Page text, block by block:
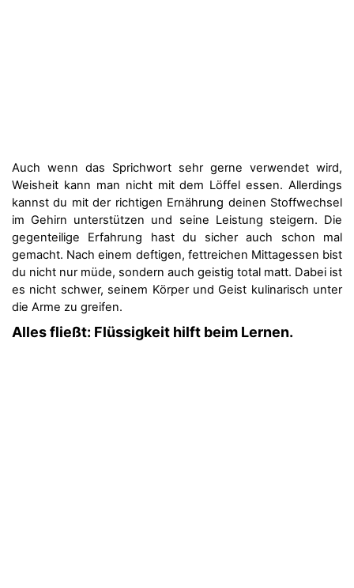
Auch wenn das Sprichwort sehr gerne verwendet wird,
Weisheit kann man nicht mit dem Löffel essen. Allerdings
kannst du mit der richtigen Ernährung deinen Stoffwechsel
im Gehirn unterstützen und seine Leistung steigern. Die
gegenteilige Erfahrung hast du sicher auch schon mal
gemacht. Nach einem deftigen, fettreichen Mittagessen bist
du nicht nur müde, sondern auch geistig total matt. Dabei ist
es nicht schwer, seinem Körper und Geist kulinarisch unter
die Arme zu greifen.
Alles fließt: Flüssigkeit hilft beim Lernen.